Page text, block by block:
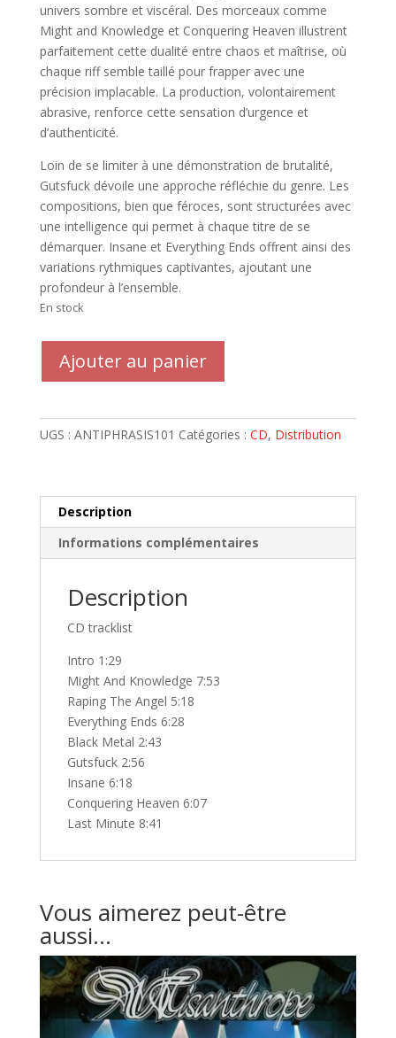
univers sombre et viscéral. Des morceaux comme
Might and Knowledge et Conquering Heaven illustrent
parfaitement cette dualité entre chaos et maîtrise, où
chaque riff semble taillé pour frapper avec une
précision implacable. La production, volontairement
abrasive, renforce cette sensation d’urgence et
d’authenticité.
Loin de se limiter à une démonstration de brutalité,
Gutsfuck dévoile une approche réfléchie du genre. Les
compositions, bien que féroces, sont structurées avec
une intelligence qui permet à chaque titre de se
démarquer. Insane et Everything Ends offrent ainsi des
variations rythmiques captivantes, ajoutant une
profondeur à l’ensemble.
En stock
Gutsfuck
premier
pressage
2004
Ajouter au panier
UGS : ANTIPHRASIS101 Catégories : CD, Distribution
Description
Informations complémentaires
Description
CD tracklist
Intro 1:29
Might And Knowledge 7:53
Raping The Angel 5:18
Everything Ends 6:28
Black Metal 2:43
Gutsfuck 2:56
Insane 6:18
Conquering Heaven 6:07
Last Minute 8:41
Vous aimerez peut-être
aussi…